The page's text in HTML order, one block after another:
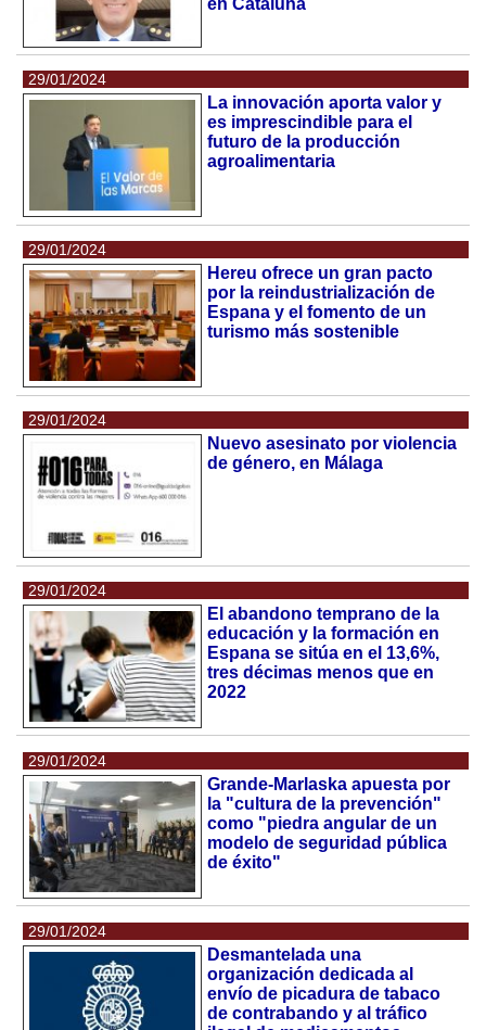
29/01/2024
La innovación aporta valor y
es imprescindible para el
futuro de la producción
agroalimentaria
29/01/2024
Hereu ofrece un gran pacto
por la reindustrialización de
Espana y el fomento de un
turismo más sostenible
29/01/2024
Nuevo asesinato por violencia
de género, en Málaga
29/01/2024
El abandono temprano de la
educación y la formación en
Espana se sitúa en el 13,6%,
tres décimas menos que en
2022
29/01/2024
Grande-Marlaska apuesta por
la "cultura de la prevención"
como "piedra angular de un
modelo de seguridad pública
de éxito"
29/01/2024
Desmantelada una
organización dedicada al
envío de picadura de tabaco
de contrabando y al tráfico